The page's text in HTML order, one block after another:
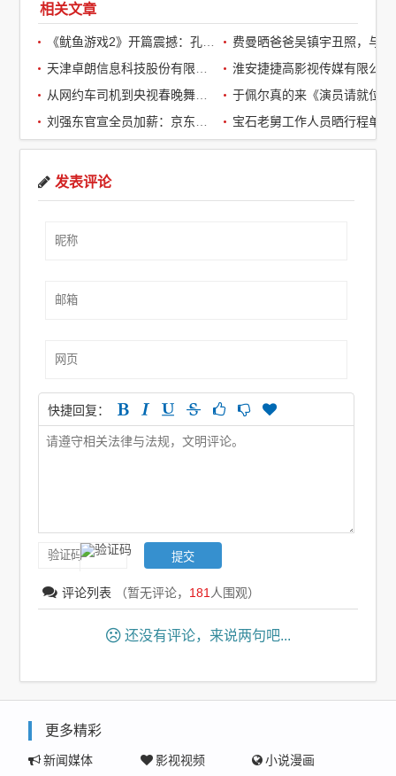
相关文章
淮安捷捷高影视传媒有限公司
发表评论
快捷回复：
评论列表 （暂无评论， 181 人围观）
还没有评论，来说两句吧...
更多精彩
新闻媒体 影视视频 小说漫画